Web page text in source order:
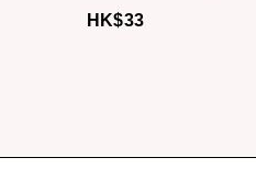
HK$33